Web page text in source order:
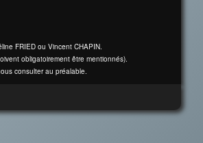
FRIED ou Vincent CHAPIN.
obligatoirement être mentionnés).
consulter au préalable.